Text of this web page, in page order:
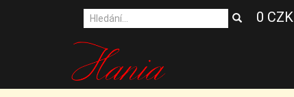
0 CZK